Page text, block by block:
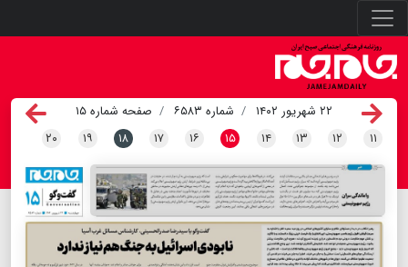
۲۲ شهریور ۱۴۰۲ شماره ۶۵۸۳
صفحه شماره ۱۵
۱۱ ۱۲ ۱۳ ۱۴ ۱۵ ۱۶ ۱۷ ۱۸ ۱۹ ۲۰